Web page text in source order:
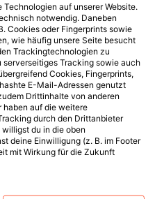
auf unserer Website.
notwendig. Daneben
Cookies oder Fingerprints sowie
wie häufig unsere Seite besucht
Trackingtechnologien zu
Tracking sowie auch
Cookies, Fingerprints,
E-Mail-Adressen genutzt
Drittinhalte von anderen
haben auf die weitere
durch den Drittanbieter
du in die oben
deine Einwilligung (z. B. im Footer
mit Wirkung für die Zukunft